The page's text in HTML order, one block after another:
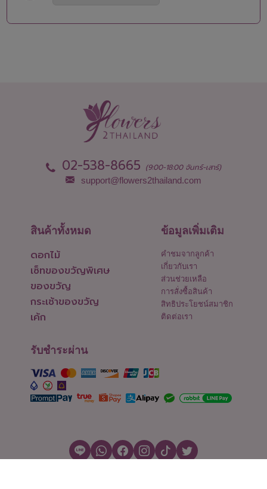
02-538-8665 (9:00-18:00 จันทร์-เสาร์)
support@flowers2thailand.com
สินค้าทั้งหมด
ดอกไม้
เซ็ทของขวัญพิเศษ
ของขวัญ
กระเช้าของขวัญ
เค้ก
ข้อมูลเพิ่มเติม
คำชมจากลูกค้า
เกี่ยวกับเรา
ส่วนช่วยเหลือ
การสั่งซื้อสินค้า
สิทธิประโยชน์สมาชิก
ติดต่อเรา
รับชำระผ่าน